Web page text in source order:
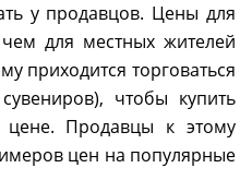
у продавцов. Цены для
для местных жителей
приходится торговаться
чтобы купить
цене. Продавцы к этому
цен на популярные